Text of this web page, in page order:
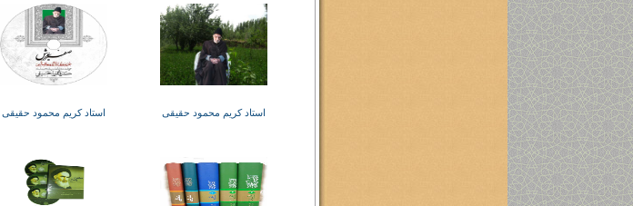
استاد کریم محمود حقیقی استاد کریم محمود حقیقی